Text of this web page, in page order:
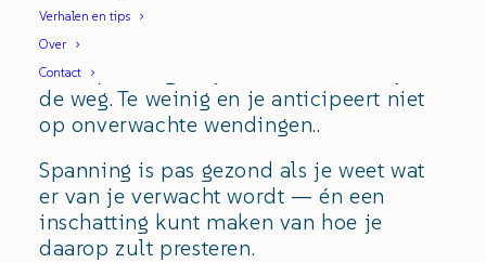
Verhalen en tips
Over
Contact
De hoeveelheid spanning voor een
assessment is vaak een probleem. Te
veel spanning en je zenuwen zitten je in
de weg. Te weinig en je anticipeert niet
op onverwachte wendingen..
Spanning is pas gezond als je weet wat
er van je verwacht wordt — én een
inschatting kunt maken van hoe je
daarop zult presteren.